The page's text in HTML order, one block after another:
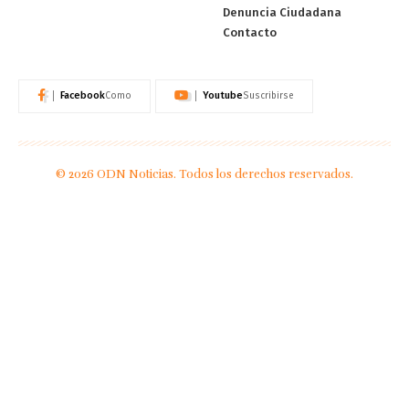
Denuncia Ciudadana
Contacto
FacebookComo YoutubeSuscribirse
© 2026 ODN Noticias. Todos los derechos reservados.